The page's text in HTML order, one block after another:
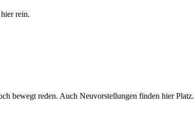
rein.
bewegt reden. Auch Neuvorstellungen finden hier Platz.